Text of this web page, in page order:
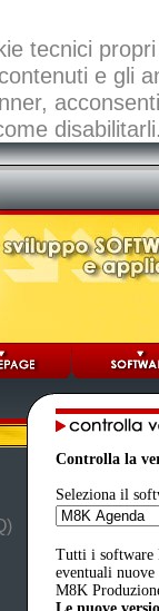
tecnici
e gli
Controlla la
Seleziona il
Tutti i software
eventuali
M8K